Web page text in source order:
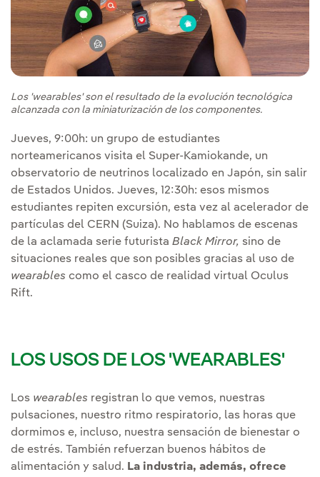
Los 'wearables' son el resultado de la evolución tecnológica
alcanzada con la miniaturización de los componentes.
Jueves, 9:00h: un grupo de estudiantes
norteamericanos visita el Super-Kamiokande, un
observatorio de neutrinos localizado en Japón, sin salir
de Estados Unidos. Jueves, 12:30h: esos mismos
estudiantes repiten excursión, esta vez al acelerador de
partículas del CERN (Suiza). No hablamos de escenas
de la aclamada serie futurista Black Mirror, sino de
situaciones reales que son posibles gracias al uso de
wearables como el casco de realidad virtual Oculus
Rift.
LOS USOS DE LOS 'WEARABLES'
Los wearables registran lo que vemos, nuestras
pulsaciones, nuestro ritmo respiratorio, las horas que
dormimos e, incluso, nuestra sensación de bienestar o
de estrés. También refuerzan buenos hábitos de
alimentación y salud. La industria, además, ofrece